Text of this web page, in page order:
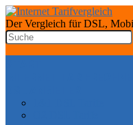
Der Vergleich für DSL,